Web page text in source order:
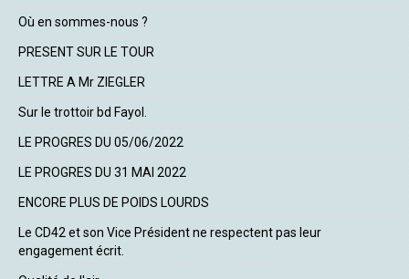
Où en sommes-nous ?
PRESENT SUR LE TOUR
LETTRE A Mr ZIEGLER
Sur le trottoir bd Fayol.
LE PROGRES DU 05/06/2022
LE PROGRES DU 31 MAI 2022
ENCORE PLUS DE POIDS LOURDS
Le CD42 et son Vice Président ne respectent pas leur
engagement écrit.